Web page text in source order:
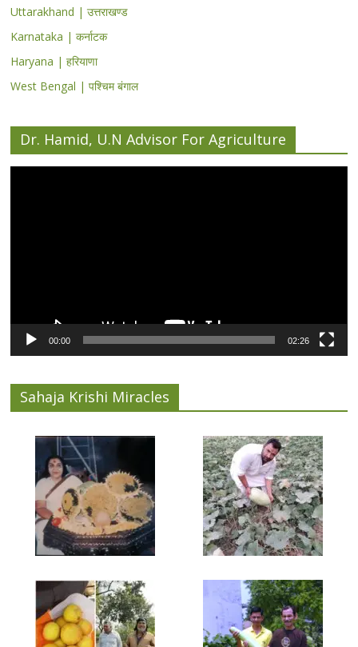
Uttarakhand | उत्तराखण्ड
Karnataka | कर्नाटक
Haryana | हरियाणा
West Bengal | पश्चिम बंगाल
Dr. Hamid, U.N Advisor For Agriculture
00:00 02:26
Sahaja Krishi Miracles